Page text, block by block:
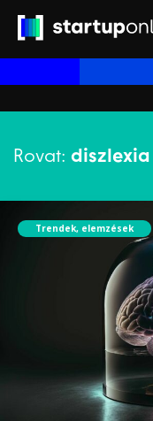
Rovat: diszlexia
Trendek, elemzések